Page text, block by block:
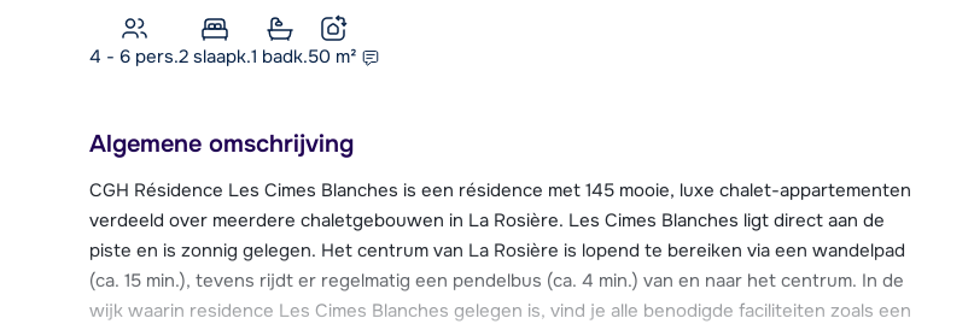
4 - 6 pers.2 slaapk.1 badk.50 m²
Algemene omschrijving
CGH Résidence Les Cimes Blanches is een résidence met 145 mooie, luxe chalet-appartementen
verdeeld over meerdere chaletgebouwen in La Rosière. Les Cimes Blanches ligt direct aan de
piste en is zonnig gelegen. Het centrum van La Rosière is lopend te bereiken via een wandelpad
(ca. 15 min.), tevens rijdt er regelmatig een pendelbus (ca. 4 min.) van en naar het centrum. In de
wijk waarin residence Les Cimes Blanches gelegen is, vind je alle benodigde faciliteiten zoals een